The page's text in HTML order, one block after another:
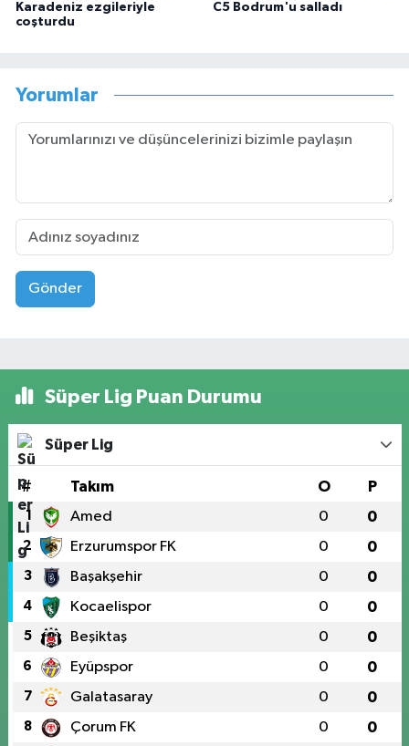
Karadeniz ezgileriyle
coşturdu
C5 Bodrum'u salladı
Yorumlar
Gönder
Süper Lig Puan Durumu
Süper Lig
# Takım O P
1 Amed 0 0
2 Erzurumspor FK 0 0
3 Başakşehir 0 0
4 Kocaelispor 0 0
5 Beşiktaş 0 0
6 Eyüpspor 0 0
7 Galatasaray 0 0
8 Çorum FK 0 0